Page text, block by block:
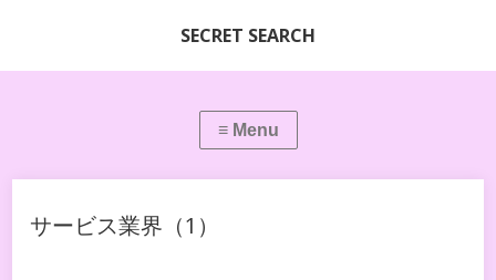
SECRET SEARCH
サービス業界（1）